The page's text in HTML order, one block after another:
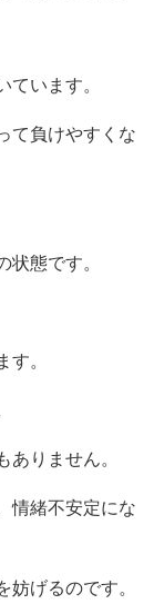
ています。
て負けやすくな
状態です。
す。
ありません。
情緒不安定にな
げるのです。